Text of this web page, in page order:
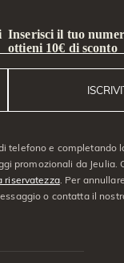
Inserisci il tuo
ottieni 10€ di sconto
telefono e completando
promozionali da Jeulia.
riservatezza. Per
o contatta il